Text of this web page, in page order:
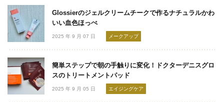
Glossierのジェルクリームチークで作るナチュラルかわ
いい血色ほっぺ
2025 年 9 月 07 日 メークアップ
簡単ステップで朝の手触りに変化！ドクターデニスグロ
スのトリートメントパッド
2025 年 9 月 05 日 エイジングケア